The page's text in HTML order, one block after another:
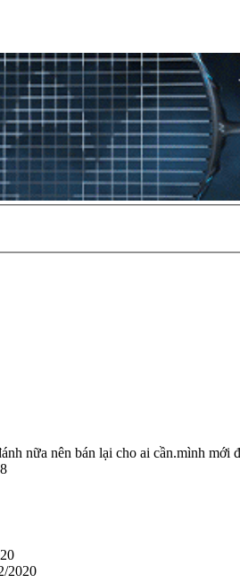
nữa nên bán lại cho ai cần.mình
2020